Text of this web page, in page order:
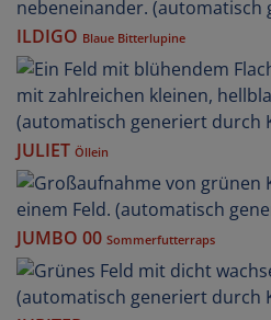
ILDIGO Blaue Bitterlupine
JULIET Öllein
JUMBO 00 Sommerfutterraps